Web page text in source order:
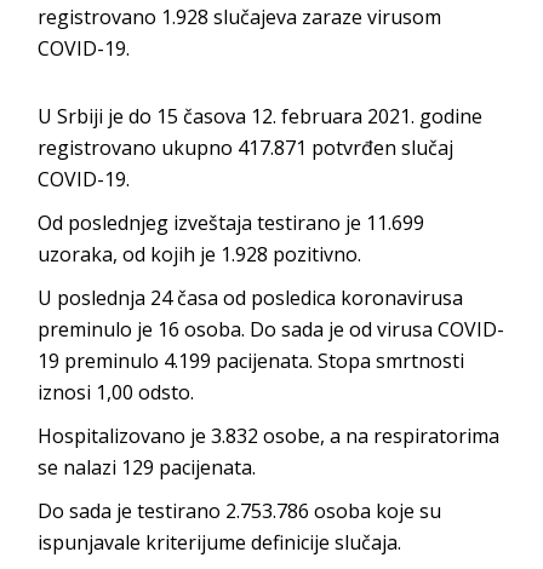
registrovano 1.928 slučajeva zaraze virusom
COVID-19.
U Srbiji je do 15 časova 12. februara 2021. godine
registrovano ukupno 417.871 potvrđen slučaj
COVID-19.
Od poslednjeg izveštaja testirano je 11.699
uzoraka, od kojih je 1.928 pozitivno.
U poslednja 24 časa od posledica koronavirusa
preminulo je 16 osoba. Do sada je od virusa COVID-
19 preminulo 4.199 pacijenata. Stopa smrtnosti
iznosi 1,00 odsto.
Hospitalizovano je 3.832 osobe, a na respiratorima
se nalazi 129 pacijenata.
Do sada je testirano 2.753.786 osoba koje su
ispunjavale kriterijume definicije slučaja.